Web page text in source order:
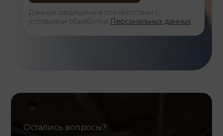
Данные защищены в соответствии с
условиями обработки Персональных данных
Остались вопросы?